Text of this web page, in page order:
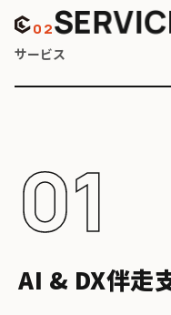
02
サービス
01
AI & DX伴走